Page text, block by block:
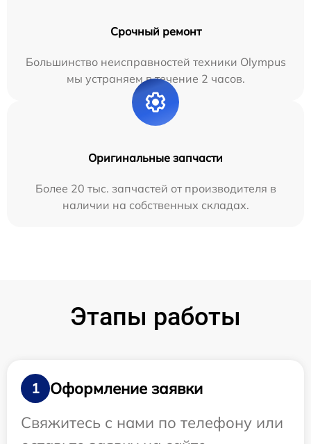
Срочный ремонт
Большинство неисправностей техники Olympus
мы устраняем в течение 2 часов.
Оригинальные запчасти
Более 20 тыс. запчастей от производителя в
наличии на собственных складах.
Этапы работы
1
Оформление заявки
Свяжитесь с нами по телефону или